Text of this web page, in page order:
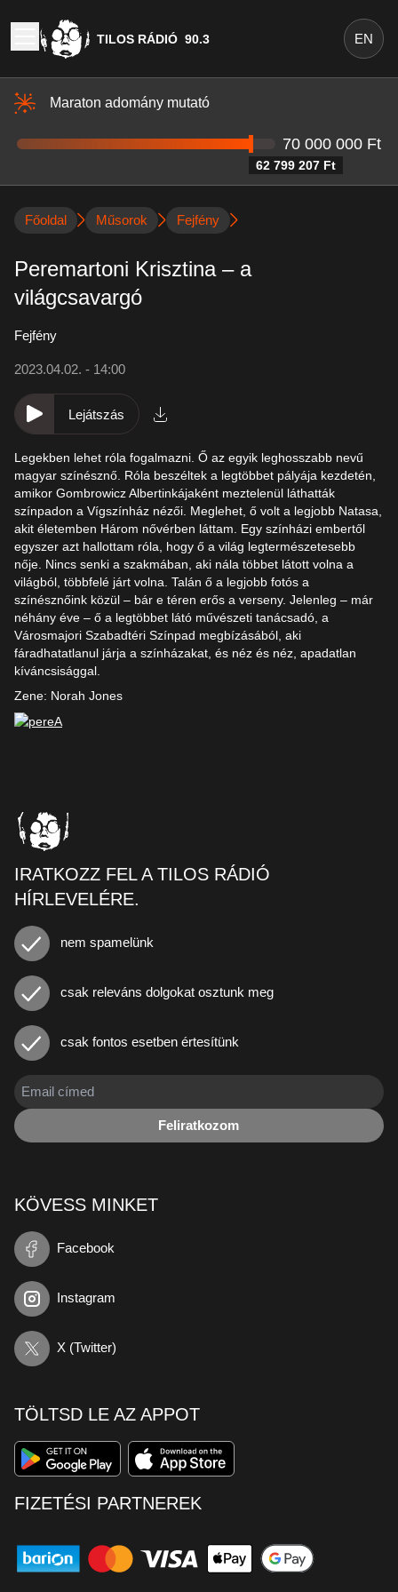
TILOS RÁDIÓ 90.3 EN
Maraton adomány mutató
62 799 207 Ft
70 000 000 Ft
Főoldal Műsorok Fejfény
Peremartoni Krisztina – a
világcsavargó
Fejfény
2023.04.02. - 14:00
Lejátszás
Legekben lehet róla fogalmazni. Ő az egyik leghosszabb nevű
magyar színésznő. Róla beszéltek a legtöbbet pályája kezdetén,
amikor Gombrowicz Albertinkájaként meztelenül láthatták
színpadon a Vígszínház nézői. Meglehet, ő volt a legjobb Natasa,
akit életemben Három nővérben láttam. Egy színházi embertől
egyszer azt hallottam róla, hogy ő a világ legtermészetesebb
nője. Nincs senki a szakmában, aki nála többet látott volna a
világból, többfelé járt volna. Talán ő a legjobb fotós a
színésznőink közül – bár e téren erős a verseny. Jelenleg – már
néhány éve – ő a legtöbbet látó művészeti tanácsadó, a
Városmajori Szabadtéri Színpad megbízásából, aki
fáradhatatlanul járja a színházakat, és néz és néz, apadatlan
kíváncsisággal.
Zene: Norah Jones
IRATKOZZ FEL A TILOS RÁDIÓ
HÍRLEVELÉRE.
nem spamelünk
csak releváns dolgokat osztunk meg
csak fontos esetben értesítünk
Feliratkozom
KÖVESS MINKET
Facebook
Instagram
X (Twitter)
TÖLTSD LE AZ APPOT
FIZETÉSI PARTNEREK